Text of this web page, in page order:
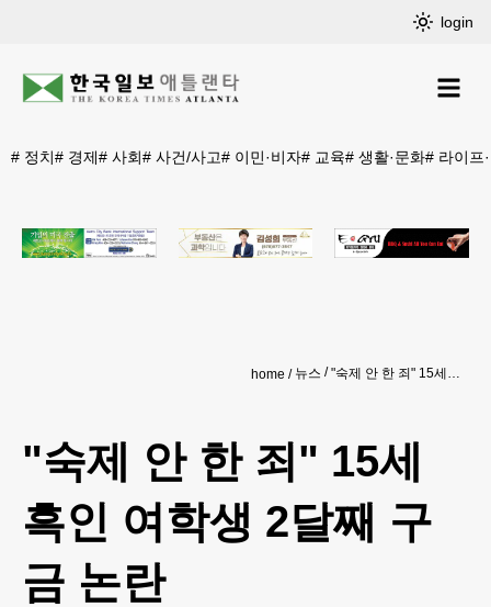
login
# 정치# 경제# 사회# 사건/사고# 이민·비자# 교육# 생활·문화# 라이프
home 뉴스 "숙제 안 한 죄" 15세 흑인 여학생 2달째 구금 논란
"숙제 안 한 죄" 15세
흑인 여학생 2달째 구
금 논란